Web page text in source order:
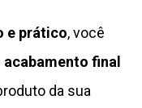
e prático, você
final
da sua